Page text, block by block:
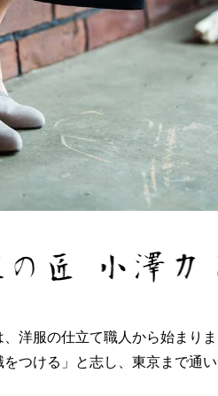
洋服の仕立て職人から始まりま
をつける」と志し、東京まで通